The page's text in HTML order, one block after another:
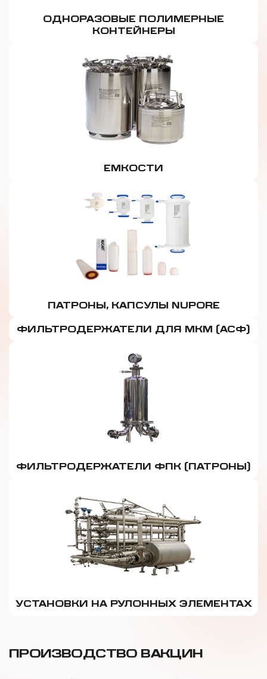
ОДНОРАЗОВЫЕ ПОЛИМЕРНЫЕ
КОНТЕЙНЕРЫ
ЕМКОСТИ
ПАТРОНЫ, КАПСУЛЫ NUPORE
ФИЛЬТРОДЕРЖАТЕЛИ ДЛЯ МКМ (АСФ)
ФИЛЬТРОДЕРЖАТЕЛИ ФПК (ПАТРОНЫ)
УСТАНОВКИ НА РУЛОННЫХ ЭЛЕМЕНТАХ
ПРОИЗВОДСТВО ВАКЦИН